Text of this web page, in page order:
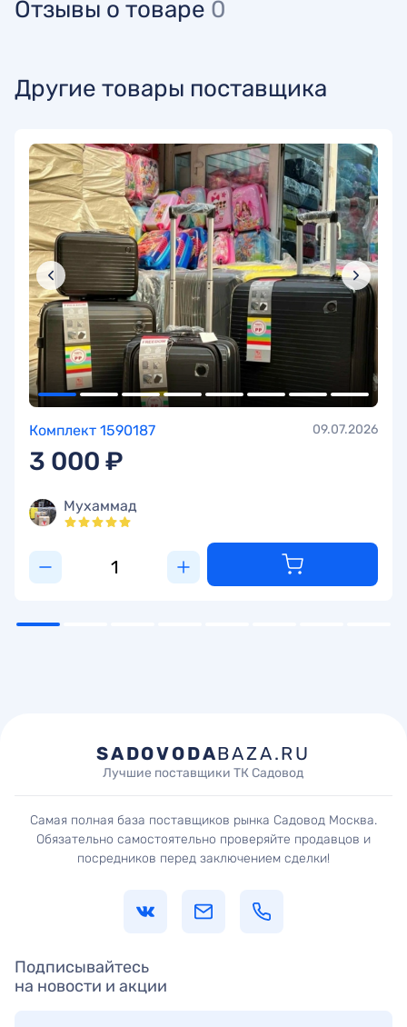
Отзывы о товаре 0
Другие товары поставщика
Комплект 1590187 09.07.2026
3 000 ₽
Мухаммад
SADOVODABAZA.RU
Лучшие поставщики ТК Садовод
Самая полная база поставщиков рынка Садовод Москва.
Обязательно самостоятельно проверяйте продавцов и
посредников перед заключением сделки!
Подписывайтесь
на новости и акции